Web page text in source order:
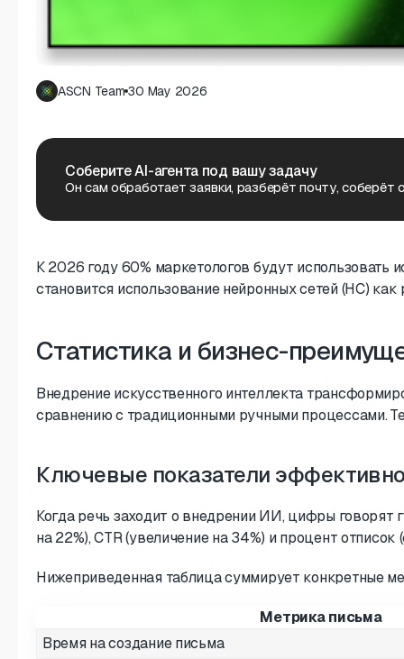
ASCN Team 30 May 2026
Соберите AI-агента под вашу задачу
Он сам обработает заявки, разберёт почту, соберёт
К 2026 году 60% маркетологов будут использовать
становится использование нейронных сетей (НС)
Статистика и бизнес-
Внедрение искусственного интеллекта
сравнению с традиционными ручными процессами.
Ключевые показатели
Когда речь заходит о внедрении ИИ, цифры говорят
на 22%), CTR (увеличение на 34%) и процент
Нижеприведенная таблица суммирует конкретные
Метрика письма
Время на создание письма